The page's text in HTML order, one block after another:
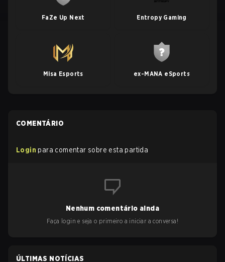
FaZe Up Next Entropy Gaming
Misa Esports ex-MANA eSports
COMENTÁRIO
Login para comentar sobre esta partida
Nenhum comentário ainda
Faça login e seja o primeiro a iniciar a conversa!
ÚLTIMAS NOTÍCIAS